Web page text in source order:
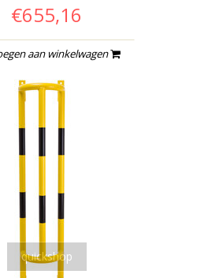
€655,16
aan winkelwagen
quickshop